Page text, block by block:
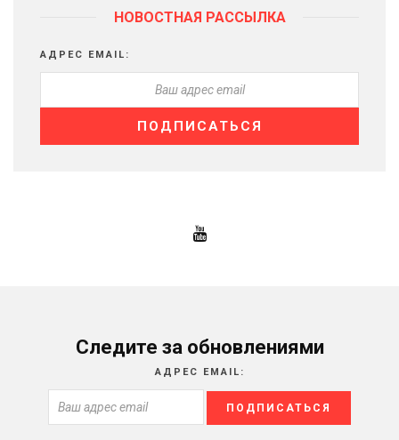
НОВОСТНАЯ РАССЫЛКА
АДРЕС EMAIL:
Следите за обновлениями
АДРЕС EMAIL: